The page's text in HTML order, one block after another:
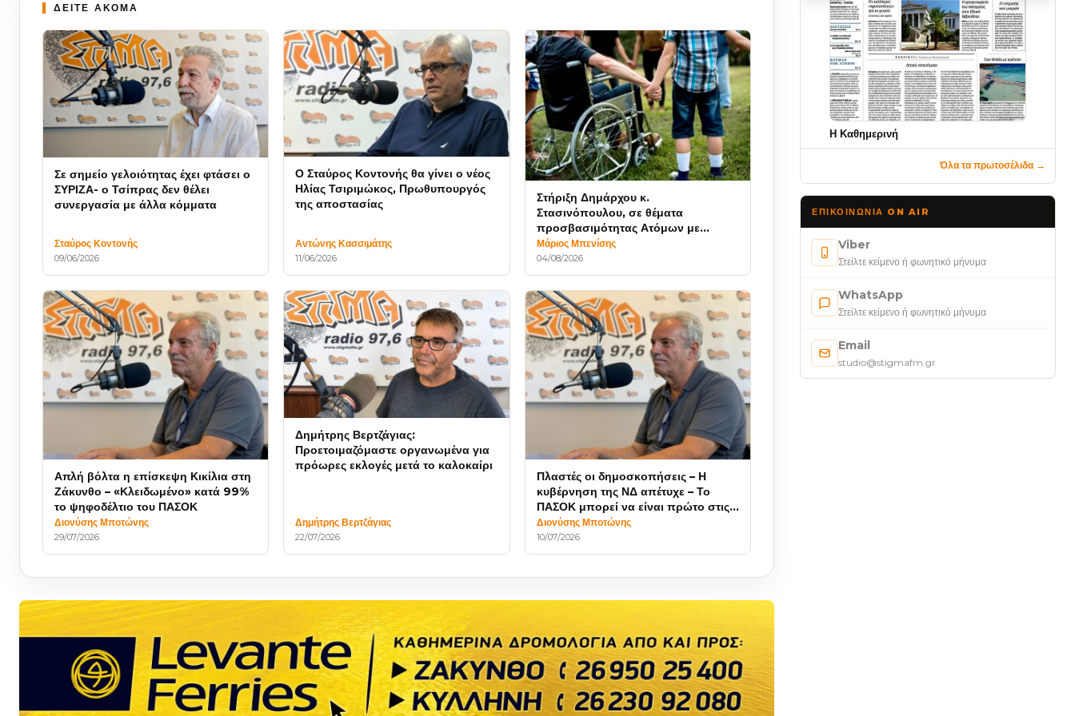
ΔΕΙΤΕ ΑΚΟΜΑ
Σε σημείο γελοιότητας έχει φτάσει ο
ΣΥΡΙΖΑ- ο Τσίπρας δεν θέλει
συνεργασία με άλλα κόμματα
Σταύρος Κοντονής
09/06/2026
Ο Σταύρος Κοντονής θα γίνει ο νέος
Ηλίας Τσιριμώκος, Πρωθυπουργός
της αποστασίας
Αντώνης Κασσιμάτης
11/06/2026
Στήριξη Δημάρχου κ.
Στασινόπουλου, σε θέματα
προσβασιμότητας Ατόμων με
Αναπηρία
Μάριος Μπενίσης
04/08/2026
Απλή βόλτα η επίσκεψη Κικίλια στη
Ζάκυνθο – «Κλειδωμένο» κατά 99%
το ψηφοδέλτιο του ΠΑΣΟΚ
Διονύσης Μποτώνης
29/07/2026
Δημήτρης Βερτζάγιας:
Προετοιμαζόμαστε οργανωμένα για
πρόωρες εκλογές μετά το καλοκαίρι
Δημήτρης Βερτζάγιας
22/07/2026
Πλαστές οι δημοσκοπήσεις – Η
κυβέρνηση της ΝΔ απέτυχε – Το
ΠΑΣΟΚ μπορεί να είναι πρώτο στις
εκλογές
Διονύσης Μποτώνης
10/07/2026
Η Καθημερινή
Όλα τα πρωτοσέλιδα →
ΕΠΙΚΟΙΝΩΝΊΑ ON AIR
Viber
Στείλτε κείμενο ή φωνητικό μήνυμα
WhatsApp
Στείλτε κείμενο ή φωνητικό μήνυμα
Email
studio@stigmafm.gr